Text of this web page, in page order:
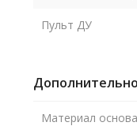
Пульт ДУ
Дополнительно
Материал